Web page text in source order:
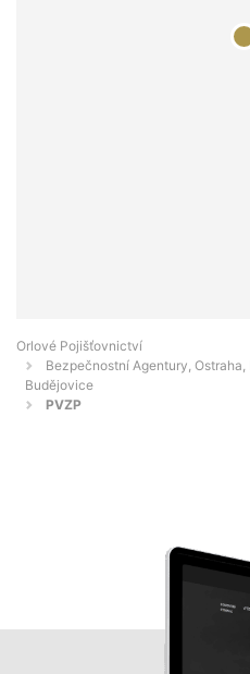
Orlové Pojišťovnictví
Bezpečnostní Agentury,
Budějovice
PVZP